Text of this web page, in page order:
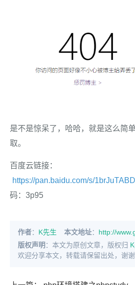
是不是惊呆了，哈哈，就是这么简
取。
百度云链接：
https://pan.baidu.com/s/
码：3p95
作者： K先生 本文地址： http://
版权声明 ：本文为原创文章，版权归
欢迎分享本文，转载请保留出处，谢谢